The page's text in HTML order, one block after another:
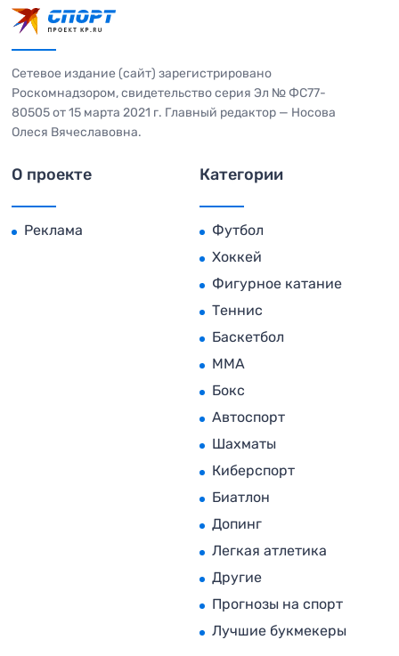
Сетевое издание (сайт) зарегистрировано
Роскомнадзором, свидетельство серия Эл № ФС77-
80505 от 15 марта 2021 г. Главный редактор — Носова
Олеся Вячеславовна.
О проекте
Реклама
Категории
Футбол
Хоккей
Фигурное катание
Теннис
Баскетбол
MMA
Бокс
Автоспорт
Шахматы
Киберспорт
Биатлон
Допинг
Легкая атлетика
Другие
Прогнозы на спорт
Лучшие букмекеры